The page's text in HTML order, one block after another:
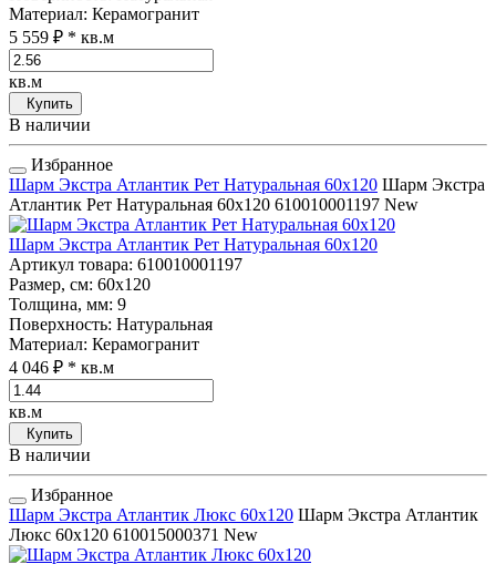
Материал: Керамогранит
5 559 ₽ * кв.м
кв.м
Купить
В наличии
Избранное
Шарм Экстра Атлантик Рет Натуральная 60x120 Шарм Экстра
Атлантик Рет Натуральная 60x120 610010001197 New
Шарм Экстра Атлантик Рет Натуральная 60x120
Артикул товара: 610010001197
Размер, см: 60x120
Толщина, мм: 9
Поверхность: Натуральная
Материал: Керамогранит
4 046 ₽ * кв.м
кв.м
Купить
В наличии
Избранное
Шарм Экстра Атлантик Люкс 60x120 Шарм Экстра Атлантик
Люкс 60x120 610015000371 New